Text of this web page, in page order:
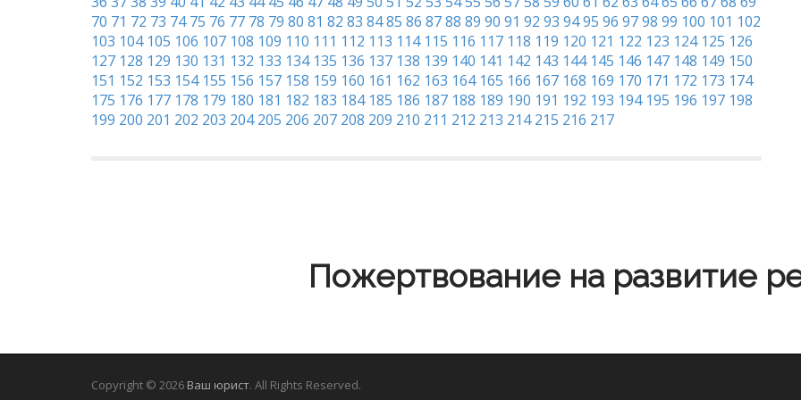
70 71 72 73 74 75 76 77 78 79 80 81 82 83 8485 86 8788 89 90 91 92 93 9495 96 9798 99 100 101 102
103 104 105 106 107 108 109 110 111 112 113 114 115 116 117 118 119 120 121 122 123 124 125 126
127 128 129 130 131 132 133 134 135 136 137 138 139 140 141 142 143 144 145 146 147 148 149 150
151 152 153 154 155 156 157 158 159 160 161 162 163 164 165 166 167 168 169 170 171 172 173 174
175 176 177 178 179 180 181 182 183 184 185 186 187 188 189 190 191 192 193 194 195 196 197 198
199 200 201 202 203 204 205 206 207 208 209 210 211 212 213 214 215 216 217
Пожертвование на развитие
Copyright © 2026 Ваш юрист. All Rights Reserved.